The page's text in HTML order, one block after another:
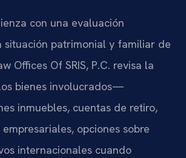
con una evaluación
patrimonial y familiar de
Offices Of SRIS, P.C. revisa la
bienes involucrados—
inmuebles, cuentas de retiro,
opciones sobre
internacionales cuando